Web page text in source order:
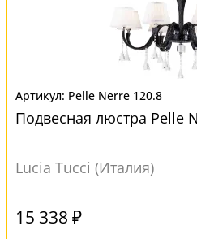
Pelle Nerre 120.8
Подвесная люстра Pelle
Lucia Tucci (Италия)
15 338 ₽